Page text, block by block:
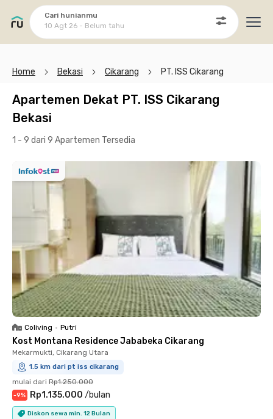
Cari hunianmu
10 Agt 26 - Belum tahu
Home Bekasi Cikarang PT. ISS Cikarang
Apartemen Dekat PT. ISS Cikarang
Bekasi
1 - 9 dari 9 Apartemen Tersedia
Coliving • Putri
Kost Montana Residence Jababeka Cikarang
Mekarmukti, Cikarang Utara
1.5 km dari pt iss cikarang
mulai dari Rp1.250.000
-9% Rp1.135.000 /bulan
Diskon sewa min. 12 Bulan